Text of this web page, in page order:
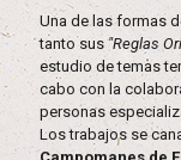
Una de las formas
tanto sus"Reglas
estudio de temas
cabo con la
personas
Los trabajos se